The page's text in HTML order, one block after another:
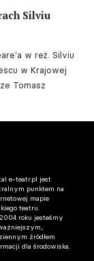
Silviu
w reż. Silviu
w Krajowej
Tomasz
e-teatr.pl jest
punktem na
mapie
teatru.
roku jesteśmy
źródłem
dla środowiska.